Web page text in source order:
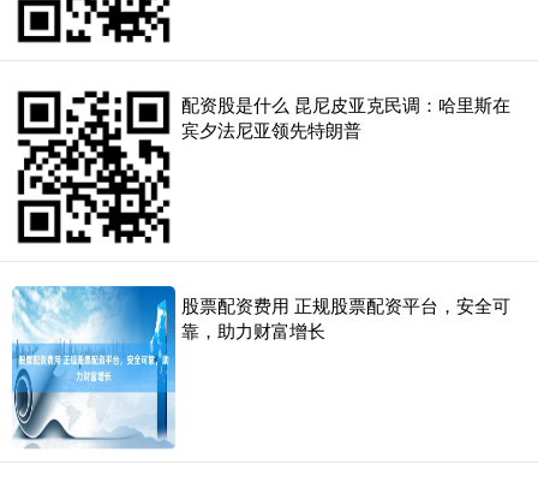
配资股是什么 昆尼皮亚克民调：哈里斯在
宾夕法尼亚领先特朗普
股票配资费用 正规股票配资平台，安全可
靠，助力财富增长